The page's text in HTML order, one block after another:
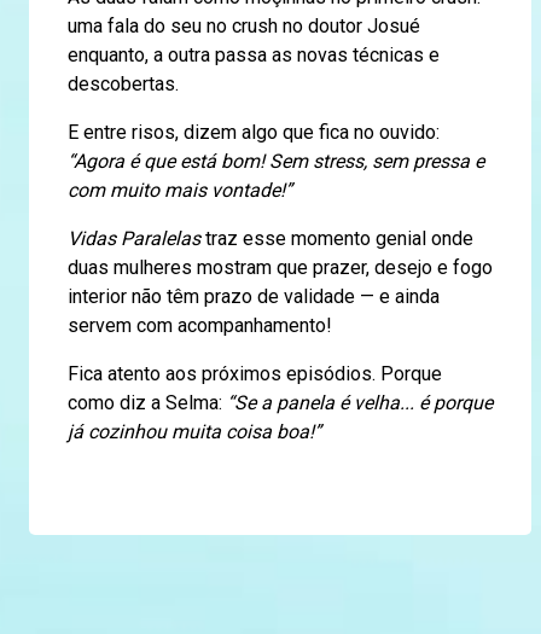
uma fala do seu no crush no doutor Josué
enquanto, a outra passa as novas técnicas e
descobertas.
E entre risos, dizem algo que fica no ouvido:
“Agora é que está bom! Sem stress, sem pressa e
com muito mais vontade!”
Vidas Paralelastraz esse momento genial onde
duas mulheres mostram que prazer, desejo e fogo
interior não têm prazo de validade — e ainda
servem com acompanhamento!
Fica atento aos próximos episódios. Porque
como diz a Selma: “Se a panela é velha... é porque
já cozinhou muita coisa boa!”